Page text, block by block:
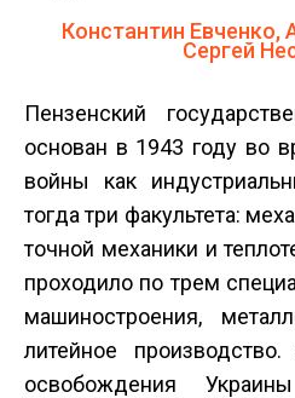
Константин
Сергей
Пензенский
основан в 1943 году во
войны как
тогда три факультета:
точной механики и
проходило по трем
машиностроения,
литейное
освобождения